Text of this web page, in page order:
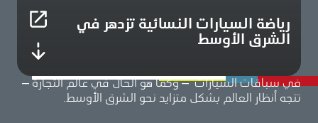
رياضة السيارات النسائية تزدهر في
الشرق الأوسط
في سباقات السيارات – وكما هو الحال في عالم التجارة –
تتجه أنظار العالم بشكل متزايد نحو الشرق الأوسط.